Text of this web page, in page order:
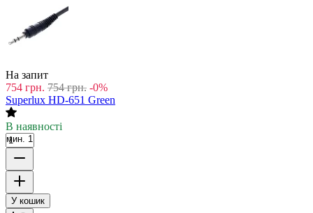
На запит
754 грн. 754 грн. -0%
Superlux HD-651 Green
В наявності
мин. 1
У кошик